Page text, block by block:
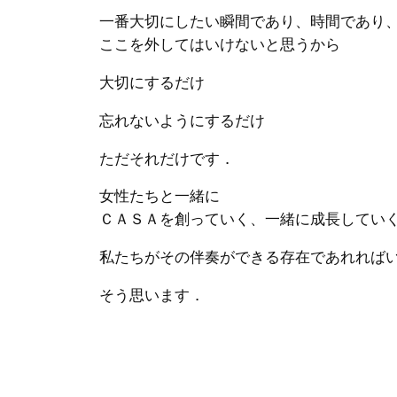
一番大切にしたい瞬間であり、時間であり、
ここを外してはいけないと思うから
大切にするだけ
忘れないようにするだけ
ただそれだけです．
女性たちと一緒に
ＣＡＳＡを創っていく、一緒に成長してい
私たちがその伴奏ができる存在であれれば
そう思います．